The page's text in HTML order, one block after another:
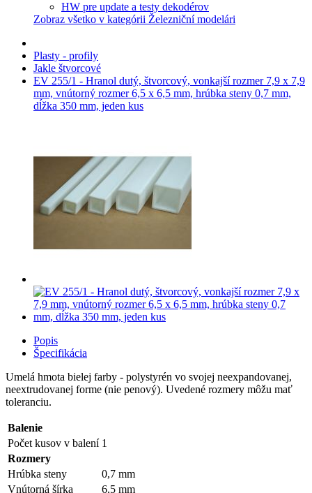
HW pre update a testy dekodérov
Zobraz všetko v kategórii Železniční modelári
Plasty - profily
Jakle štvorcové
EV 255/1 - Hranol dutý, štvorcový, vonkajší rozmer 7,9 x 7,9
mm, vnútorný rozmer 6,5 x 6,5 mm, hrúbka steny 0,7 mm,
dĺžka 350 mm, jeden kus
Popis
Špecifikácia
Umelá hmota bielej farby - polystyrén vo svojej neexpandovanej,
neextrudovanej forme (nie penový). Uvedené rozmery môžu mať
toleranciu.
Balenie
Počet kusov v balení 1
Rozmery
Hrúbka steny
0,7 mm
Vnútorná šírka
6,5 mm